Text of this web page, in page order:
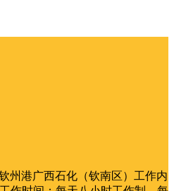
州港广西石化（钦南区）工作内